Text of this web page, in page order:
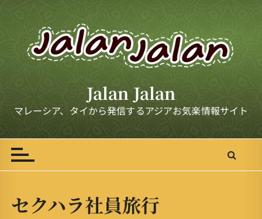
t
n
Jalan Jalan
マレーシア、タイから発信するアジアお気楽情報サイト
セクハラ社員旅行